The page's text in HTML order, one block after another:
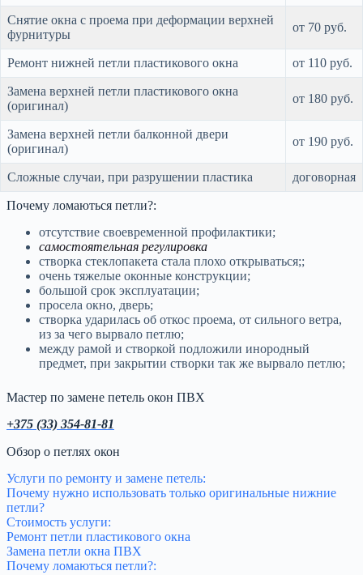
Снятие окна с проема при деформации верхней
фурнитуры
от 70 руб.
Ремонт нижней петли пластикового окна от 110 руб.
Замена верхней петли пластикового окна
(оригинал)
от 180 руб.
Замена верхней петли балконной двери
(оригинал)
от 190 руб.
Сложные случаи, при разрушении пластика договорная
Почему ломаються петли?:
отсутствие своевременной профилактики;
самостоятельная регулировка
створка стеклопакета стала плохо открываться;;
очень тяжелые оконные конструкции;
большой срок эксплуатации;
просела окно, дверь;
створка ударилась об откос проема, от сильного ветра,
из за чего вырвало петлю;
между рамой и створкой подложили инородный
предмет, при закрытии створки так же вырвало петлю;
Мастер по замене петель окон ПВХ
+375 (33) 354-81-81
Обзор о петлях окон
Услуги по ремонту и замене петель:
Почему нужно использовать только оригинальные нижние
петли?
Стоимость услуги:
Ремонт петли пластикового окна
Замена петли окна ПВХ
Почему ломаються петли?: